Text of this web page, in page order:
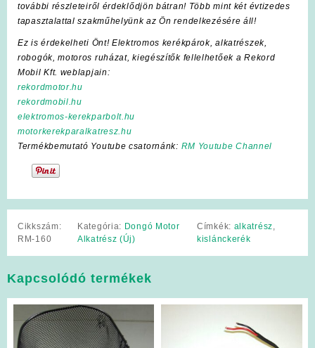
további részleteiről érdeklődjön bátran! Több mint két évtizedes
tapasztalattal szakműhelyünk az Ön rendelkezésére áll!
Ez is érdekelheti Önt! Elektromos kerékpárok, alkatrészek,
robogók, motoros ruházat, kiegészítők fellelhetőek a Rekord
Mobil Kft. weblapjain:
rekordmotor.hu
rekordmobil.hu
elektromos-kerekparbolt.hu
motorkerekparalkatresz.hu
Termékbemutató Youtube csatornánk: RM Youtube Channel
Cikkszám:
RM-160
Kategória: Dongó Motor
Alkatrész (Új)
Címkék: alkatrész,
kislánckerék
Kapcsolódó termékek